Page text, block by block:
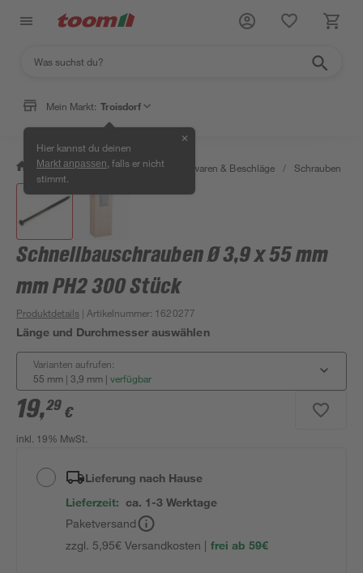
Mein Markt: Troisdorf
Hier kannst du deinen
Markt anpassen , falls er nicht
stimmt.
✕
/ Werkstatt & Maschinen / Eisenwaren & Beschläge / Schrauben
Schnellbauschrauben Ø 3,9 x 55 mm
mm PH2 300 Stück
Produktdetails | Artikelnummer: 1620277
Länge und Durchmesser auswählen
Varianten aufrufen:
55 mm | 3,9 mm | verfügbar
19,29 €
inkl. 19% MwSt.
Lieferung nach Hause
Lieferzeit: ca. 1-3 Werktage
Paketversand
zzgl. 5,95€ Versandkosten | frei ab 59€